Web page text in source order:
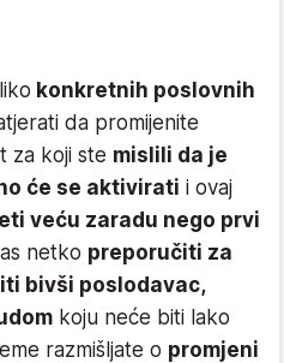
konkretnih poslovnih
da promijenite
za koji ste mislili da je
će se aktivirati i ovaj
veću zaradu nego prvi
netko preporučiti za
bivši poslodavac,
koju neće biti lako
razmišljate o promjeni